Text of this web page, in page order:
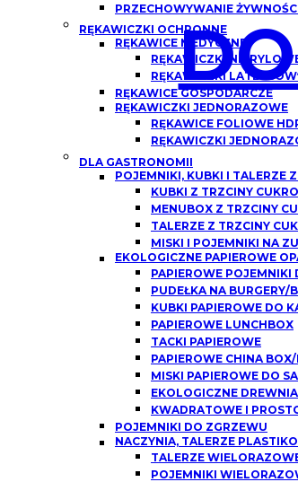
PRZECHOWYWANIE
RĘKAWICZKI OCHRONNE
RĘKAWICE MEDYCZNE
RĘKAWICZKI
RĘKAWICZKI
RĘKAWICE GOSPODARCZE
RĘKAWICZKI JEDNORAZOWE
RĘKAWICE FOLIOWE
RĘKAWICZKI
DLA GASTRONOMII
POJEMNIKI, KUBKI I TALERZE
KUBKI Z TRZCINY
MENUBOX Z TRZCINY
TALERZE Z TRZCINY
MISKI I POJEMNIKI NA
EKOLOGICZNE PAPIEROWE
PAPIEROWE POJEMNIKI
PUDEŁKA NA BURGERY/
KUBKI PAPIEROWE DO
PAPIEROWE LUNCHBOX
TACKI PAPIEROWE
PAPIEROWE CHINA
MISKI PAPIEROWE DO
EKOLOGICZNE
KWADRATOWE I
POJEMNIKI DO ZGRZEWU
NACZYNIA, TALERZE
TALERZE
POJEMNIKI